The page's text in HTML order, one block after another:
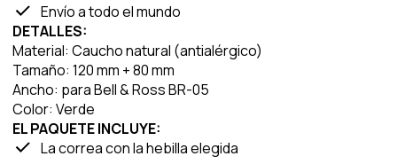
Envío a todo el mundo
DETALLES:
Material: Caucho natural (antialérgico)
Tamaño: 120 mm + 80 mm
Ancho: para Bell & Ross BR-05
Color: Verde
EL PAQUETE INCLUYE:
La correa con la hebilla elegida